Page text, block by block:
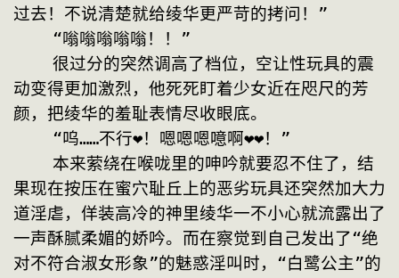
过去！不说清楚就给绫华更严苛的拷问！”
    “嗡嗡嗡嗡嗡！！”
动变得更加激烈，他死死盯着少女近在咫尺的芳
颜，把绫华的羞耻表情尽收眼底。
    “呜……不行❤！嗯嗯嗯噫啊❤❤！”
果现在按压在蜜穴耻丘上的恶劣玩具还突然加大力
道淫虐，佯装高冷的神里绫华一不小心就流露出了
一声酥腻柔媚的娇吟。而在察觉到自己发出了“绝
对不符合淑女形象”的魅惑淫叫时，“白鹭公主”的